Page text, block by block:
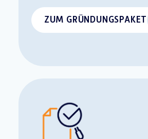
ZUM GRÜNDUNGSPAKET